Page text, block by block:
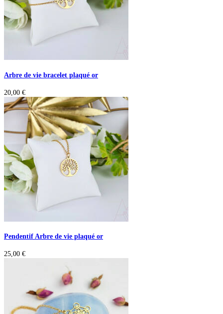
Arbre de vie bracelet plaqué or
20,00 €
Pendentif Arbre de vie plaqué or
25,00 €